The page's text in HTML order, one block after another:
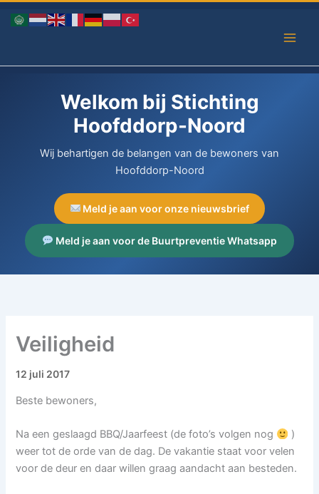
naar
Welkom bij Stichting
Hoofddorp-Noord
Wij behartigen de belangen van de bewoners van
Hoofddorp-Noord
Meld je aan voor onze nieuwsbrief
Meld je aan voor de Buurtpreventie Whatsapp
Veiligheid
12 juli 2017
Beste bewoners,
Na een geslaagd BBQ/Jaarfeest (de foto’s volgen nog
)
weer tot de orde van de dag. De vakantie staat voor velen
voor de deur en daar willen graag aandacht aan besteden.